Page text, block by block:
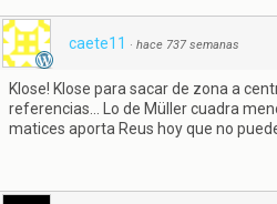
caete11 · hace 737 semanas
Klose! Klose para sacar de zona a
referencias... Lo de Müller cuadra
matices aporta Reus hoy que no